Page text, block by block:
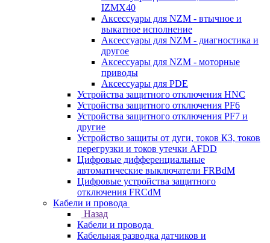
IZMX40
Аксессуары для NZM - втычное и
выкатное исполнение
Аксессуары для NZM - диагностика и
другое
Аксессуары для NZM - моторные
приводы
Аксессуары для PDE
Устройства защитного отключения HNC
Устройства защитного отключения PF6
Устройства защитного отключения PF7 и
другие
Устройство защиты от дуги, токов КЗ, токов
перегрузки и токов утечки AFDD
Цифровые дифференциальные
автоматические выключатели FRBdM
Цифровые устройства защитного
отключения FRCdM
Кабели и провода
Назад
Кабели и провода
Кабельная разводка датчиков и